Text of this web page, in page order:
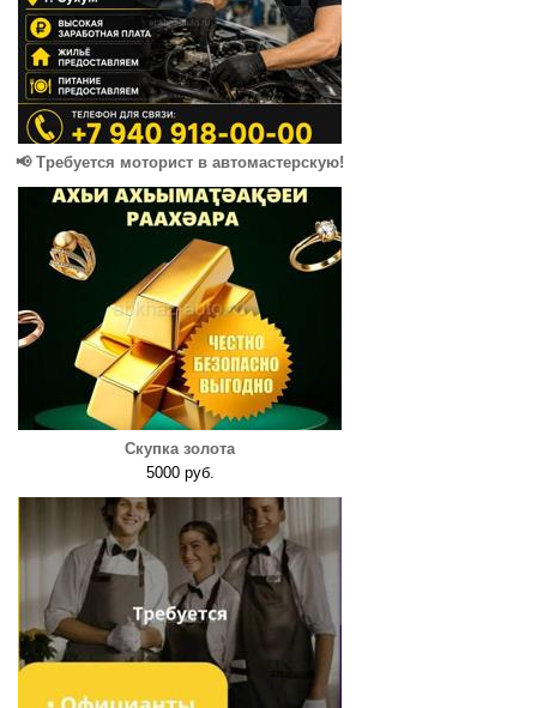
📢 Требуется моторист в автомастерскую!
Скупка золота
5000 руб.